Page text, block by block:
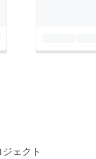
クラッ
ます
ェクト